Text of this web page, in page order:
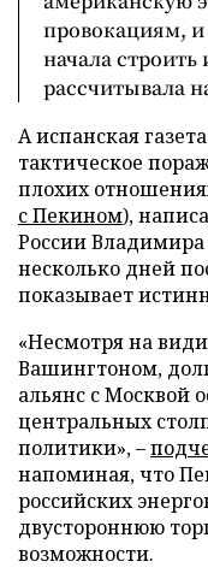
провокациям, и
начала строить
рассчитывала
А испанская
тактическое
плохих
с Пекином),
России Владимира
несколько дней
показывает
«Несмотря на
Вашингтоном,
альянс с Москвой
центральных
политики», –
напоминая, что
российских
двустороннюю
возможности.